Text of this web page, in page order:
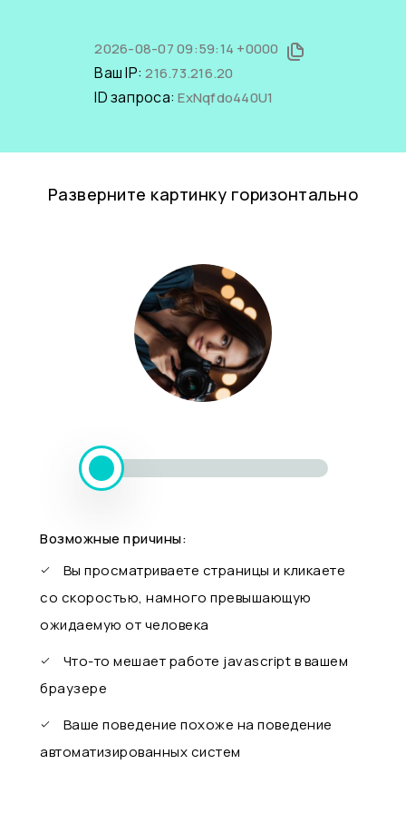
2026-08-07 09:59:14 +0000
Ваш IP:216.73.216.20
ID запроса:ExNqfdo440U1
Разверните картинку горизонтально
Возможные причины:
Вы просматриваете страницы и кликаете
со скоростью, намного превышающую
ожидаемую от человека
Что-то мешает работе javascript в вашем
браузере
Ваше поведение похоже на поведение
автоматизированных систем